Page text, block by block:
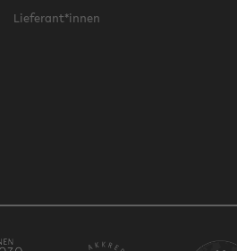
Lieferant*innen